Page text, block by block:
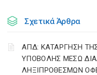
Σχετικά Άρθρα
ΑΠΔ: ΚΑΤΑΡΓΗΣΗ
ΥΠΟΒΟΛΗΣ ΜΕΣΩ
ΛΗΞΙΠΡΟΘΕΣΜΩΝ